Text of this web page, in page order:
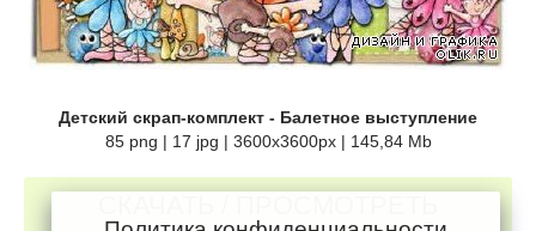
Детский скрап-комплект - Балетное выступление
85 png | 17 jpg | 3600x3600px | 145,84 Mb